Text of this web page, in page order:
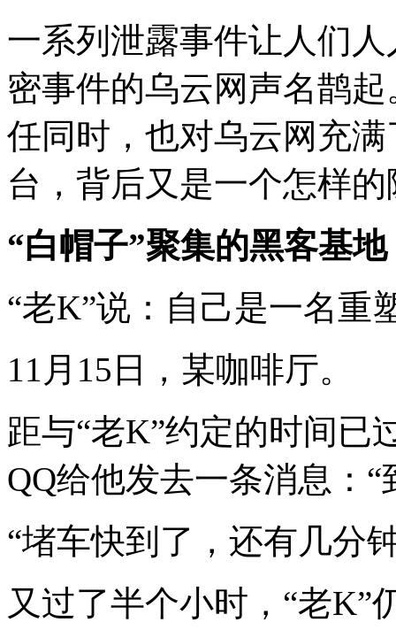
一系列泄露事件让人们
密事件的乌云网声名鹊
任同时，也对乌云网充
台，背后又是一个怎样
“白帽子”聚集的黑客基地
“老K”说：自己是一名重
11月15日，某咖啡厅。
距与“老K”约定的时间已
QQ给他发去一条消息：“
“堵车快到了，还有几分
又过了半个小时，“老K”